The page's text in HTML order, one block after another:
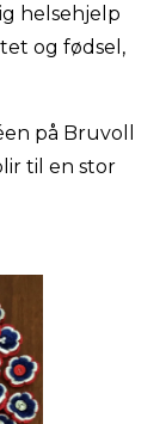
helsehjelp
og fødsel,
på Bruvoll
til en stor